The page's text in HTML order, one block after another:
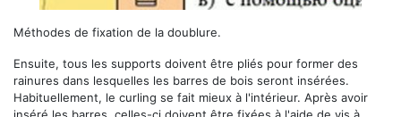
Méthodes de fixation de la doublure.
Ensuite, tous les supports doivent être pliés pour former des
rainures dans lesquelles les barres de bois seront insérées.
Habituellement, le curling se fait mieux à l'intérieur. Après avoir